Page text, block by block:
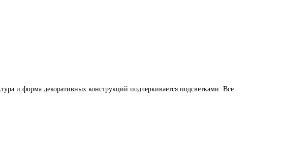
и форма декоративных конструкций подчеркивается подсветками. Все